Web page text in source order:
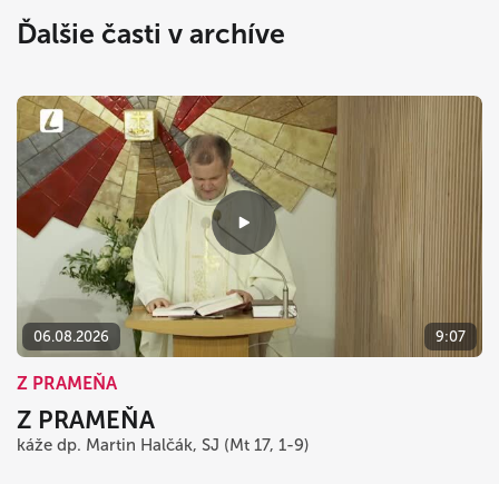
Ďalšie časti v archíve
06.08.2026 9:07
Z PRAMEŇA
Z PRAMEŇA
káže dp. Martin Halčák, SJ (Mt 17, 1-9)